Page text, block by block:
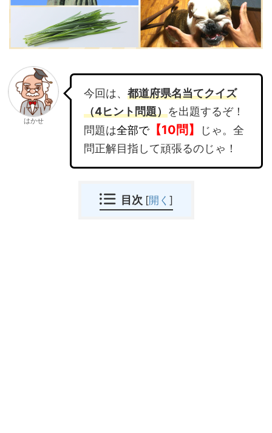
はかせ
今回は、 都道府県名当てクイズ
（4ヒント問題）を出題するぞ！
問題は全部で【10問】
じゃ。全
問正解目指して頑張るのじゃ！
目次 [開く ]